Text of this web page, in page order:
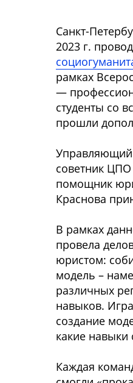
Санкт-
2023 г.
рамках
—
студенты со
прошли
Управляющий
советник
помощник
Краснова
В рамках
провела
юристом:
модель –
различных
навыков.
создание
какие
Каждая